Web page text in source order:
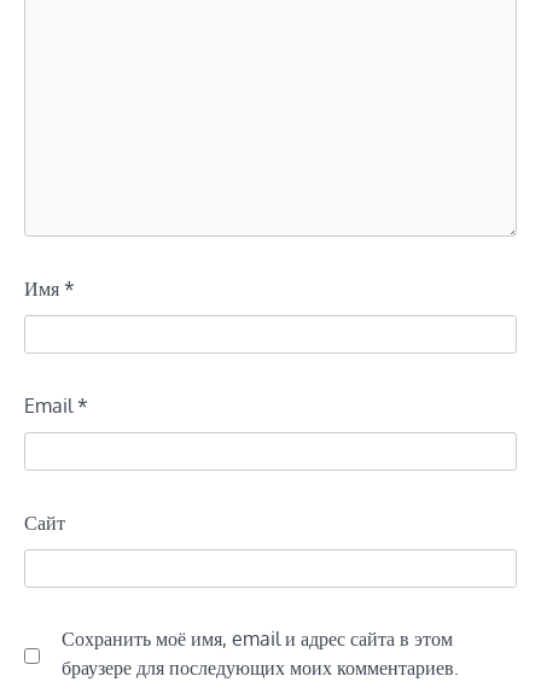
Имя *
Email*
Сайт
Сохранить моё имя, email и адрес сайта в этом
браузере для последующих моих комментариев.